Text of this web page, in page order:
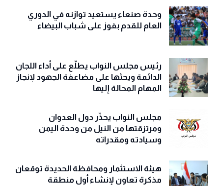
وحدة صنعاء يستعيد توازنه في الدوري
العام للقدم بفوز على شباب البيضاء
رئيس مجلس النواب يطلّع على أداء اللجان
الدائمة ويحثها على مضاعفة الجهود لإنجاز
المهام المحالة إليها
مجلس النواب يحذّّر دول العدوان
ومرتزقتها من النيل من وحدة اليمن
وسيادته ومقدراته
هيئة الاستثمار ومحافظة الحديدة توقعان
مذكرة تعاون لإنشاء أول منطقة